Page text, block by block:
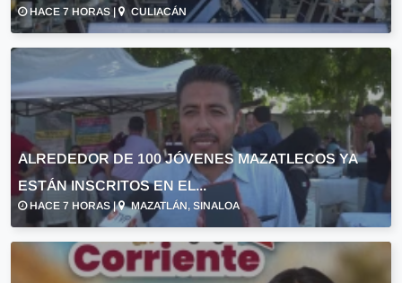
HACE 7 HORAS | CULIACÁN
ALREDEDOR DE 100 JÓVENES MAZATLECOS YA
ESTÁN INSCRITOS EN EL...
HACE 7 HORAS | MAZATLÁN, SINALOA